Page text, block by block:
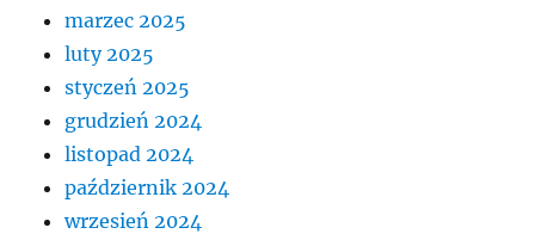
marzec 2025
luty 2025
styczeń 2025
grudzień 2024
listopad 2024
październik 2024
wrzesień 2024